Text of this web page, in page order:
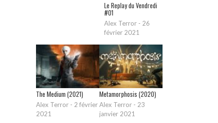
Le Replay du Vendredi
#01
Alex Terror - 26
février 2021
The Medium (2021)
Alex Terror - 2 février
2021
Metamorphosis (2020)
Alex Terror - 23
janvier 2021